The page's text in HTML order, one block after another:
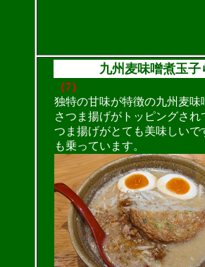
九州麦味噌煮玉子
（7）
独特の甘味が特徴の九州麦味
さつま揚げがトッピングされ
つま揚げがとても美味しいで
も乗っています。